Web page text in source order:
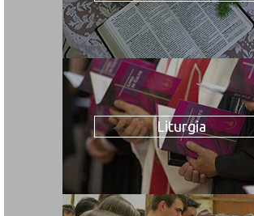
Liturgia